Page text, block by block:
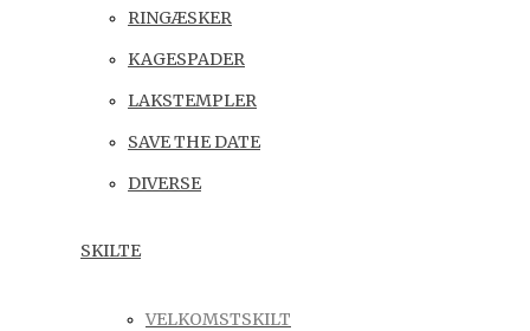
RINGÆSKER
KAGESPADER
LAKSTEMPLER
SAVE THE DATE
DIVERSE
SKILTE
VELKOMSTSKILT